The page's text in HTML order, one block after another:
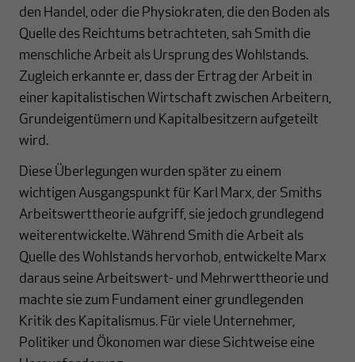
den Handel, oder die Physiokraten, die den Boden als
Quelle des Reichtums betrachteten, sah Smith die
menschliche Arbeit als Ursprung des Wohlstands.
Zugleich erkannte er, dass der Ertrag der Arbeit in
einer kapitalistischen Wirtschaft zwischen Arbeitern,
Grundeigentümern und Kapitalbesitzern aufgeteilt
wird.
Diese Überlegungen wurden später zu einem
wichtigen Ausgangspunkt für Karl Marx, der Smiths
Arbeitswerttheorie aufgriff, sie jedoch grundlegend
weiterentwickelte. Während Smith die Arbeit als
Quelle des Wohlstands hervorhob, entwickelte Marx
daraus seine Arbeitswert- und Mehrwerttheorie und
machte sie zum Fundament einer grundlegenden
Kritik des Kapitalismus. Für viele Unternehmer,
Politiker und Ökonomen war diese Sichtweise eine